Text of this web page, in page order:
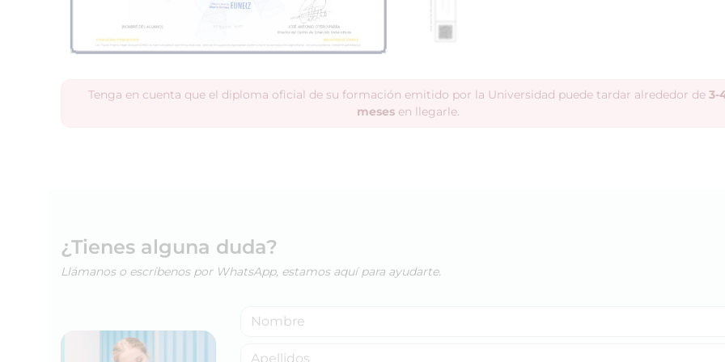
Tenga en cuenta que el diploma oficial de su formación emitido por la Universidad puede tardar alrededor de 3-
mesesen llegarle.
¿Tienes alguna duda?
Llámanos o escríbenos por WhatsApp, estamos aquí para ayudarte.